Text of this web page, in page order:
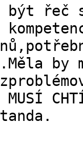
být
by